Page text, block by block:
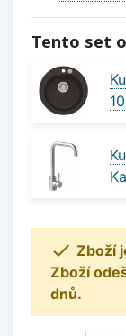
Tento set
 Zboží
Zboží
dnů.